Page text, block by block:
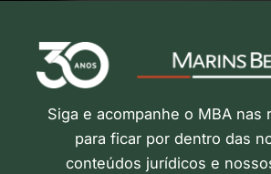
Siga e acompanhe o MBA nas
para ficar por dentro das
conteúdos jurídicos e